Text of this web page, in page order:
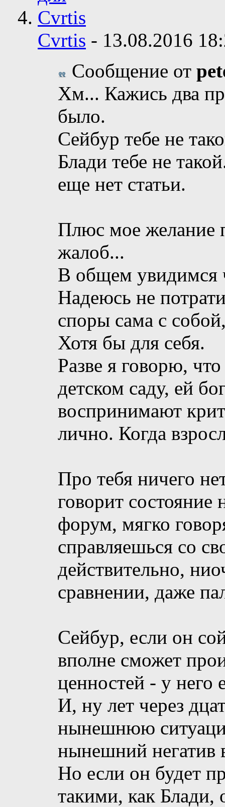
Cvrtis - 13.08.2016
Сообщение от
Хм... Кажись два
было.
Сейбур тебе не
Блади тебе не
еще нет статьи.
Плюс мое желание
жалоб...
В общем увидимся
Надеюсь не
споры сама с
Хотя бы для себя.
Разве я говорю,
детском саду, ей
воспринимают
лично. Когда
Про тебя ничего
говорит
форум, мягко
справляешься со
действительно,
сравнении, даже
Сейбур, если он
вполне сможет
ценностей - у него
И, ну лет через
нынешнюю
нынешний негатив
Но если он будет
такими, как Блади,